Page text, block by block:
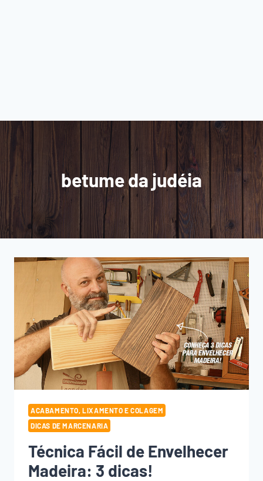
betume da judéia
ACABAMENTO, LIXAMENTO E COLAGEM
DICAS DE MARCENARIA
Técnica Fácil de Envelhecer
Madeira: 3 dicas!